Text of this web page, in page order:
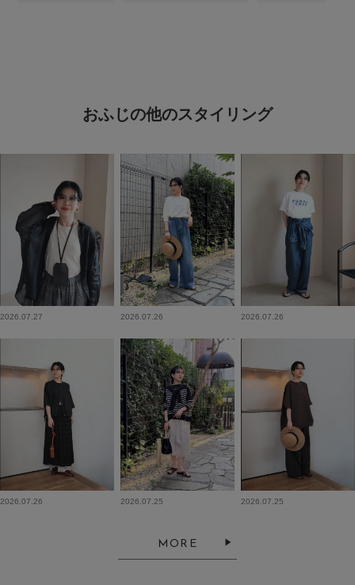
おふじの他のスタイリング
2026.07.27 2026.07.26 2026.07.26
2026.07.26 2026.07.25 2026.07.25
MORE